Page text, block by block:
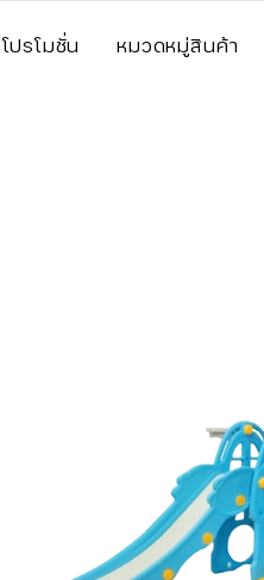
โปรโมชั่น หมวดหมู่สินค้า